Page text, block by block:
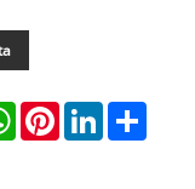
WhatsApp
PinterestLinkedIn